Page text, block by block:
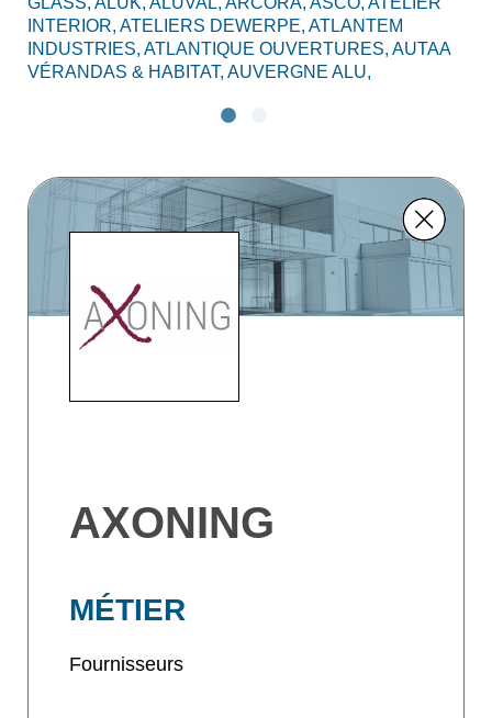
INTERIOR, ATELIERS DEWERPE, ATLANTEM
INDUSTRIES, ATLANTIQUE OUVERTURES, AUTAA
VÉRANDAS & HABITAT, AUVERGNE ALU,
AXONING
MÉTIER
Fournisseurs